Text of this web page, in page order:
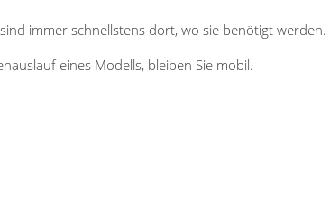
immer schnellstens dort, wo sie benötigt
eines Modells, bleiben Sie mobil.